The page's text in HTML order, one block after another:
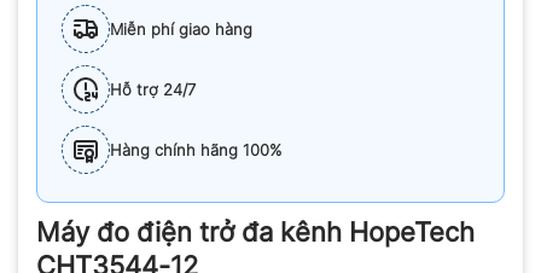
Miễn phí giao hàng
Hỗ trợ 24/7
Hàng chính hãng 100%
Máy đo điện trở đa kênh HopeTech
CHT3544-12